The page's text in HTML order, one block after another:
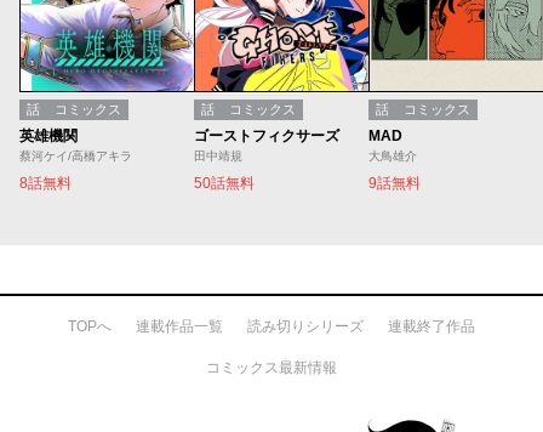
話 コミックス
英雄機関
蔡河ケイ/高橋アキラ
8話無料
話 コミックス
ゴーストフィクサーズ
田中靖規
50話無料
話 コミックス
MAD
大鳥雄介
9話無料
TOPへ 連載作品一覧 読み切りシリーズ 連載終了作品
コミックス最新情報